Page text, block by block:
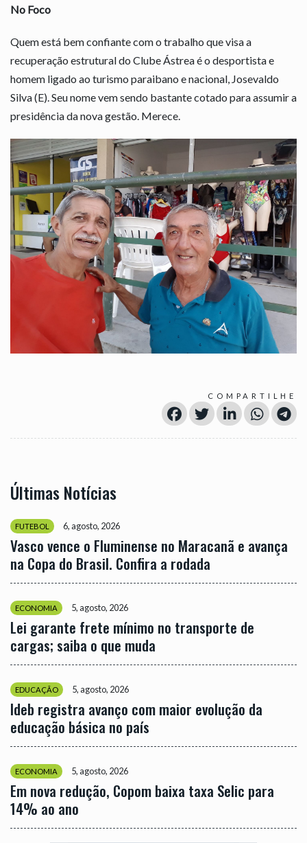
No Foco
Quem está bem confiante com o trabalho que visa a
recuperação estrutural do Clube Ástrea é o desportista e
homem ligado ao turismo paraibano e nacional, Josevaldo
Silva (E). Seu nome vem sendo bastante cotado para assumir a
presidência da nova gestão. Merece.
COMPARTILHE
Últimas Notícias
FUTEBOL 6, agosto, 2026
Vasco vence o Fluminense no Maracanã e avança
na Copa do Brasil. Confira a rodada
ECONOMIA 5, agosto, 2026
Lei garante frete mínimo no transporte de
cargas; saiba o que muda
EDUCAÇÃO 5, agosto, 2026
Ideb registra avanço com maior evolução da
educação básica no país
ECONOMIA 5, agosto, 2026
Em nova redução, Copom baixa taxa Selic para
14% ao ano